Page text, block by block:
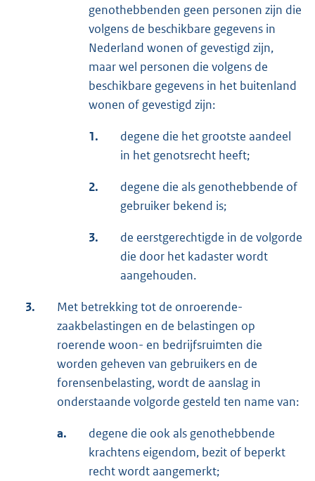
genothebbenden geen personen zijn die
volgens de beschikbare gegevens in
Nederland wonen of gevestigd zijn,
maar wel personen die volgens de
beschikbare gegevens in het buitenland
wonen of gevestigd zijn:
1.
degene die het grootste aandeel
in het genotsrecht heeft;
2.
degene die als genothebbende of
gebruiker bekend is;
3.
de eerstgerechtigde in de volgorde
die door het kadaster wordt
aangehouden.
3.
Met betrekking tot de onroerende-
zaakbelastingen en de belastingen op
roerende woon- en bedrijfsruimten die
worden geheven van gebruikers en de
forensenbelasting, wordt de aanslag in
onderstaande volgorde gesteld ten name van:
a.
degene die ook als genothebbende
krachtens eigendom, bezit of beperkt
recht wordt aangemerkt;